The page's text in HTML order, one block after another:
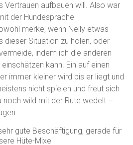
Vertrauen aufbauen will. Also war
der Hundesprache
merke, wenn Nelly etwas
dieser Situation zu holen, oder
indem ich die anderen
kann. Ein auf einen
immer kleiner wird bis er liegt und
nicht spielen und freut sich
noch wild mit der Rute wedelt –
gute Beschäftigung, gerade für
Hüte-Mixe